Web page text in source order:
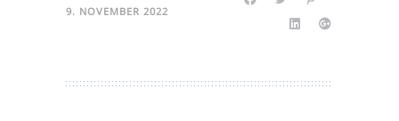
9. NOVEMBER 2022